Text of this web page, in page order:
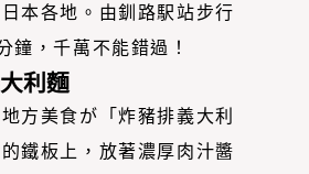
本各地。由釧路駅站步行
鐘，千萬不能錯過！
利麵
方美食が「炸豬排義大利
鐵板上，放著濃厚肉汁醬